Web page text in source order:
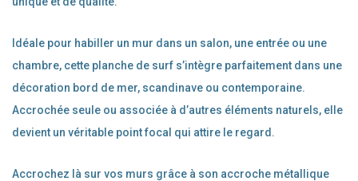
Idéale pour habiller un mur dans un salon, une entrée ou une
chambre, cette planche de surf s’intègre parfaitement dans une
décoration bord de mer, scandinave ou contemporaine.
Accrochée seule ou associée à d’autres éléments naturels, elle
devient un véritable point focal qui attire le regard.
Accrochez là sur vos murs grâce à son accroche métallique